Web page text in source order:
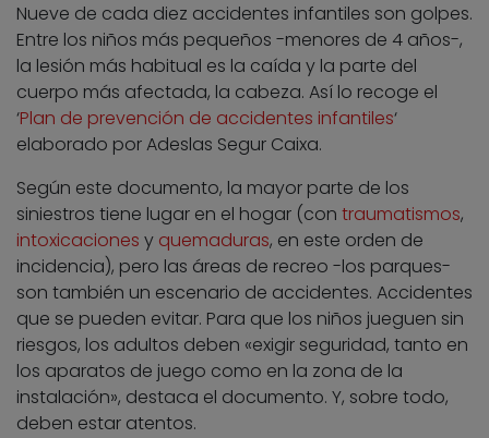
Nueve de cada diez accidentes infantiles son golpes.
Entre los niños más pequeños -menores de 4 años-,
la lesión más habitual es la caída y la parte del
cuerpo más afectada, la cabeza. Así lo recoge el
‘Plan de prevención de accidentes infantiles‘
elaborado por Adeslas Segur Caixa.
Según este documento, la mayor parte de los
siniestros tiene lugar en el hogar (con traumatismos,
intoxicaciones y quemaduras, en este orden de
incidencia), pero las áreas de recreo -los parques-
son también un escenario de accidentes. Accidentes
que se pueden evitar. Para que los niños jueguen sin
riesgos, los adultos deben «exigir seguridad, tanto en
los aparatos de juego como en la zona de la
instalación», destaca el documento. Y, sobre todo,
deben estar atentos.